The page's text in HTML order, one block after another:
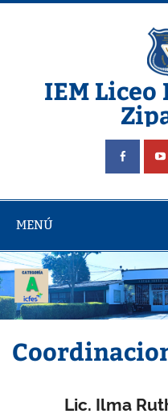
Saltar
IEM
Pagina del Liceo
MENÚ
Lic. Ilma